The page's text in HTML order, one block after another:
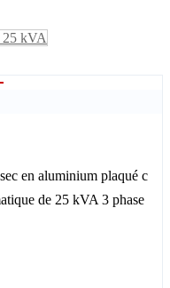
en aluminium plaqué c
de 25 kVA 3 phase